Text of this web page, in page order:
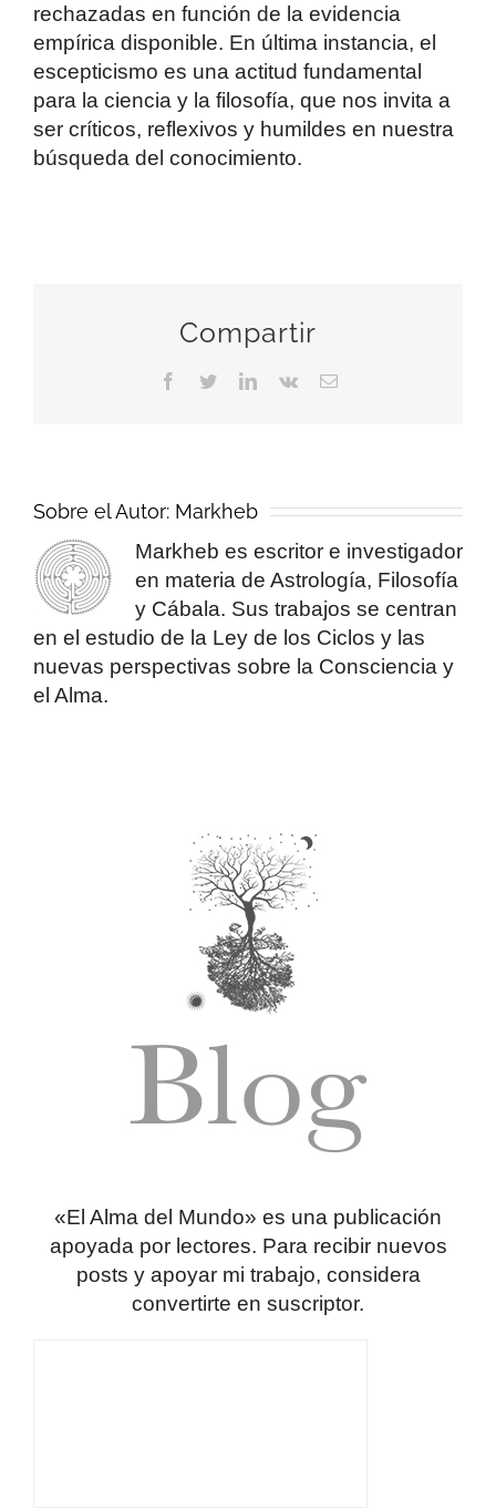
rechazadas en función de la evidencia
empírica disponible. En última instancia, el
escepticismo es una actitud fundamental
para la ciencia y la filosofía, que nos invita a
ser críticos, reflexivos y humildes en nuestra
búsqueda del conocimiento.
Compartir
Facebook
TwitterLinkedIn
Vk
Correo
Sobre el Autor: Markheb
Markheb es escritor e investigador
en materia de Astrología, Filosofía
y Cábala. Sus trabajos se centran
en el estudio de la Ley de los Ciclos y las
nuevas perspectivas sobre la Consciencia y
el Alma.
«El Alma del Mundo» es una publicación
apoyada por lectores. Para recibir nuevos
posts y apoyar mi trabajo, considera
convertirte en suscriptor.